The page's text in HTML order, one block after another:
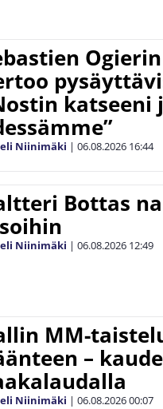
Niinimäki | 06.08.2026 16:44
Bottas
Niinimäki | 06.08.2026 12:49
MM-
–
Niinimäki | 06.08.202600:07